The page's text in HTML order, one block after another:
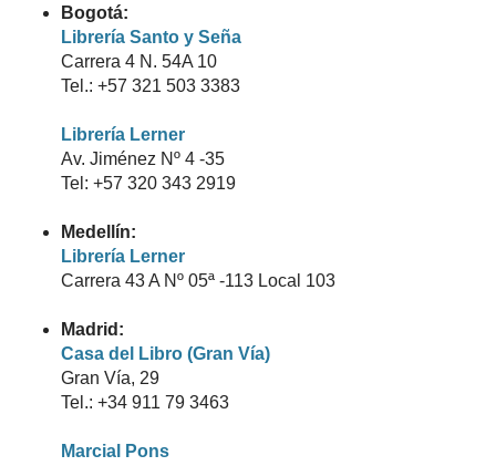
Bogotá:
Librería Santo y Seña
Carrera 4 N. 54A 10
Tel.: +57 321 503 3383
Librería Lerner
Av. Jiménez Nº 4 -35
Tel: +57 320 343 2919
Medellín:
Librería Lerner
Carrera 43 A Nº 05ª -113 Local 103
Madrid:
Casa del Libro (Gran Vía)
Gran Vía, 29
Tel.: +34 911 79 3463
Marcial Pons